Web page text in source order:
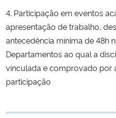
4. Participação em eventos
apresentação de trabalho,
antecedência mínima de 48h
Departamentos ao qual a
vinculada e comprovado por
participação